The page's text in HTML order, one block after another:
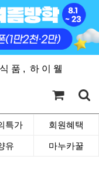
품 , 하 이 웰
특가 회원혜택
유 마누카꿀